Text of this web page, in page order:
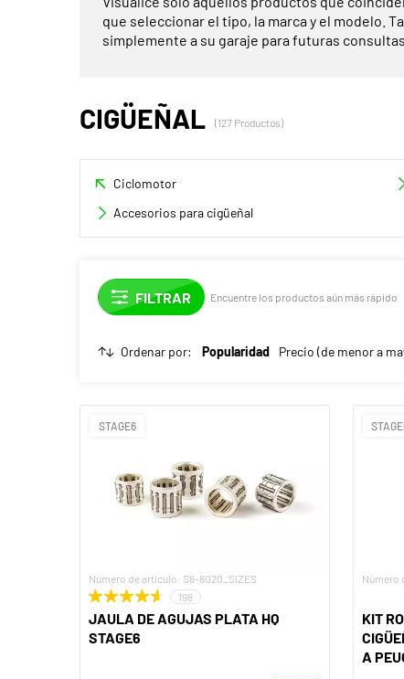
que seleccionar el tipo, la marca y el modelo.
simplemente a su garaje para futuras consultas.
CIGÜEÑAL (127 Productos)
Ciclomotor
Accesorios para cigüeñal
Encuentre los productos aún más rápido
Ordenar por: Popularidad Precio (de menor a
STAGE6
Número de artículo: S6-8020_SIZES
198
JAULA DE AGUJAS PLATA HQ
STAGE6
Número
KIT
A